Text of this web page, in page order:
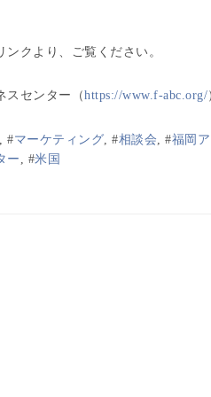
ンクより、ご覧ください。
スセンター（https://www.f-abc.org/
, #マーケティング, #相談会, #福岡
ー , #米国